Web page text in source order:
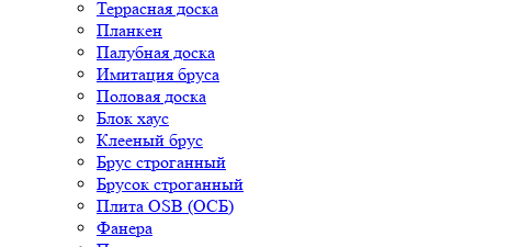
Террасная доска
Планкен
Палубная доска
Имитация бруса
Половая доска
Блок хаус
Клееный брус
Брус строганный
Брусок строганный
Плита OSB (ОСБ)
Фанера